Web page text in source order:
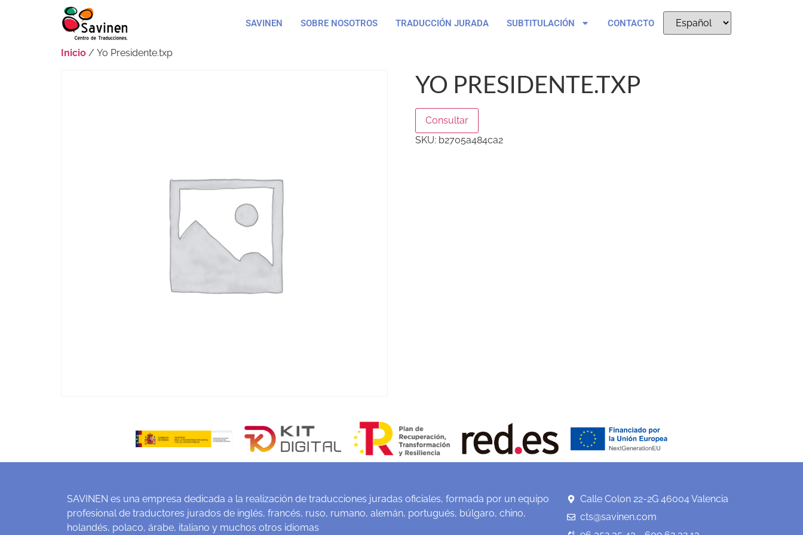
SAVINEN SOBRE NOSOTROS TRADUCCIÓN JURADA SUBTITULACIÓN CONTACTO
Inicio / Yo Presidente.txp
YO PRESIDENTE.TXP
Consultar
SKU: b2705a484ca2
SAVINEN es una empresa dedicada a la realización de traducciones juradas oficiales, formada por un equipo
profesional de traductores jurados de inglés, francés, ruso, rumano, alemán, portugués, búlgaro, chino,
holandés, polaco, árabe, italiano y muchos otros idiomas
Calle Colon 22-2G 46004 Valencia
cts@savinen.com